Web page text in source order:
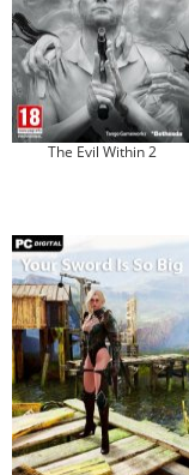
The Evil Within 2